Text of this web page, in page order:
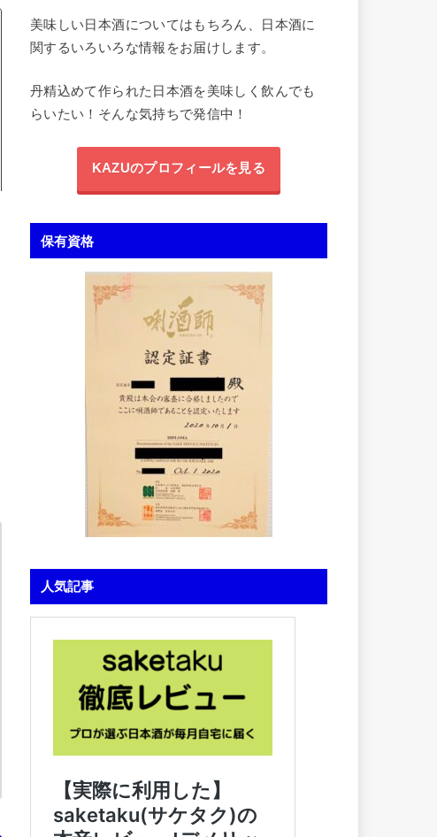
美味しい日本酒についてはもちろん、日本酒に
関するいろいろな情報をお届けします。
丹精込めて作られた日本酒を美味しく飲んでも
らいたい！そんな気持ちで発信中！
KAZUのプロフィールを見る
保有資格
人気記事